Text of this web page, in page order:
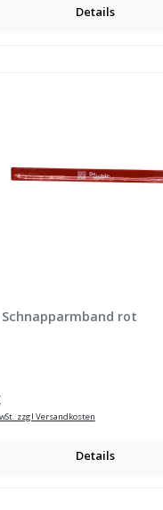
Details
rot
zzgl Versandkosten
Details